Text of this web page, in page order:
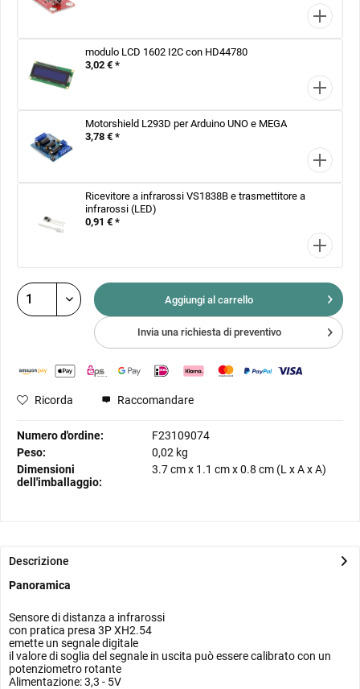
modulo LCD 1602 I2C con HD44780
3,02 € *
Motorshield L293D per Arduino UNO e MEGA
3,78 € *
Ricevitore a infrarossi VS1838B e trasmettitore a
infrarossi (LED)
0,91 € *
Aggiungi al carrello
Invia una richiesta di preventivo
Ricorda Raccomandare
Numero d'ordine:
F23109074
Peso:
0,02 kg
Dimensioni
dell'imballaggio:
3.7 cmx 1.1 cmx0.8 cm (L x A x A)
Descrizione
Panoramica
Sensore di distanza a infrarossi
con pratica presa 3P XH2.54
emette un segnale digitale
il valore di soglia del segnale in uscita può essere calibrato con un
potenziometro rotante
Alimentazione: 3,3 - 5V